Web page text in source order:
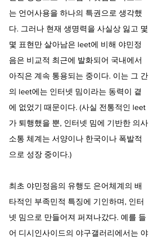
는 언어사용을 하나의 특권으로 생각했
다. 그러나 현재 생명력을 사실상 잃고 몇
몇 표현만 살아남은 leet에 비해 야민정
음은 비교적 최근에 발화되어 국내에서
아직은 계속 통용되는 중이다. 이는 그 간
의 leet에는 인터넷 밈이라는 동력이 곁
에 없었기 때문이다. (사실 전통적인 leet
가 퇴행했을 뿐, 인터넷 밈에 기반한 의사
소통 체계는 서양이나 한국이나 폭발적
으로 성장 중이다.)
최초 야민정음의 유행도 은어체계의 배
타적인 부족민적 특징에 기인하며, 인터
넷 밈으로 만들어져 퍼져나갔다. 예를 들
어 디시인사이드의 야구갤러리에서는 야